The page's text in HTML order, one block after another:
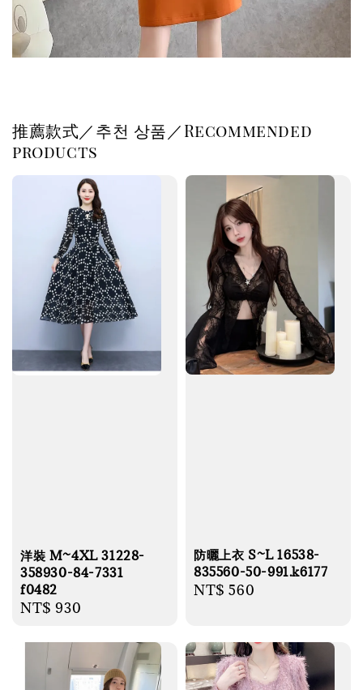
推薦款式／추천 상품／Recommended
products
洋裝 M~4XL 31228-
358930-84-7331
f0482
Regular
NT$ 930
防曬上衣 S~L 16538-
835560-50-991.k6177
Regular
NT$ 560